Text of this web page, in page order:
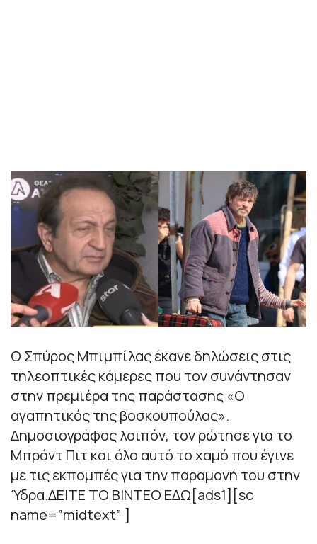
Ο Σπύρος Μπιμπίλας έκανε δηλώσεις στις
τηλεοπτικές κάμερες που τον συνάντησαν
στην πρεμιέρα της παράστασης «Ο
αγαπητικός της βοσκουπούλας».
Δημοσιογράφος λοιπόν, τον ρώτησε για το
Μπράντ Πιτ και όλο αυτό το χαμό που έγινε
με τις εκπομπές για την παραμονή του στην
Ύδρα.ΔΕΙΤΕ ΤΟ ΒΙΝΤΕΟ ΕΔΩ[ads1][sc
name=”midtext” ]